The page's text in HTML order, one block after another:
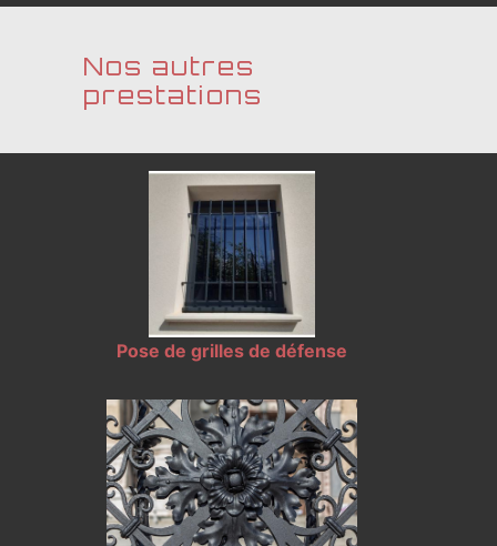
Nos autres
prestations
Pose de grilles de défense